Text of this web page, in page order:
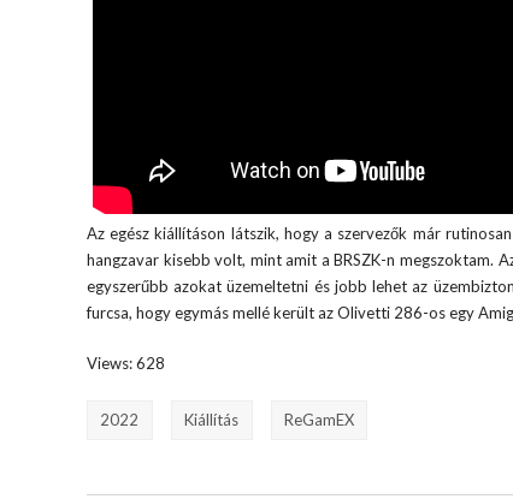
Az egész kiállításon látszik, hogy a szervezők már
hangzavar kisebb volt, mint amit a BRSZK-n megszoktam.
egyszerűbb azokat üzemeltetni és jobb lehet az
furcsa, hogy egymás mellé került az Olivetti 286-os egy
Views: 628
2022 Kiállítás ReGamEX